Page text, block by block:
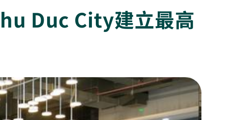
Duc City建立最高